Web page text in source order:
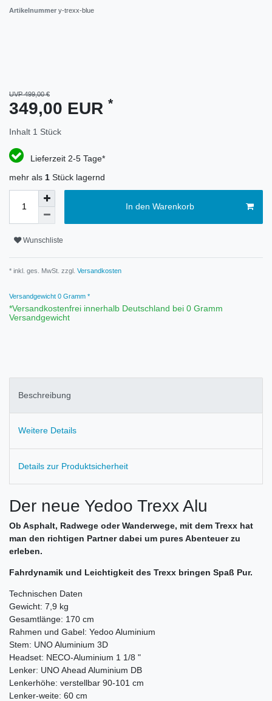
Artikelnummer y-trexx-blue
UVP 499,00 €
349,00 EUR *
Inhalt 1 Stück
Lieferzeit 2-5 Tage*
mehr als 1 Stück lagernd
In den Warenkorb
Wunschliste
* inkl. ges. MwSt. zzgl. Versandkosten
Versandgewicht 0 Gramm *
*Versandkostenfrei innerhalb Deutschland bei 0 Gramm
Versandgewicht
Beschreibung
Weitere Details
Details zur Produktsicherheit
Der neue Yedoo Trexx Alu
Ob Asphalt, Radwege oder Wanderwege, mit dem Trexx hat
man den richtigen Partner dabei um pures Abenteuer zu
erleben.
Fahrdynamik und Leichtigkeit des Trexx bringen Spaß Pur.
Technischen Daten
Gewicht: 7,9 kg
Gesamtlänge: 170 cm
Rahmen und Gabel: Yedoo Aluminium
Stem: UNO Aluminium 3D
Headset: NECO-Aluminium 1 1/8 "
Lenker: UNO Ahead Aluminium DB
Lenkerhöhe: verstellbar 90-101 cm
Lenker-weite: 60 cm